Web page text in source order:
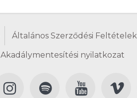
Általános Szerződési Feltételek
Akadálymentesítési nyilatkozat